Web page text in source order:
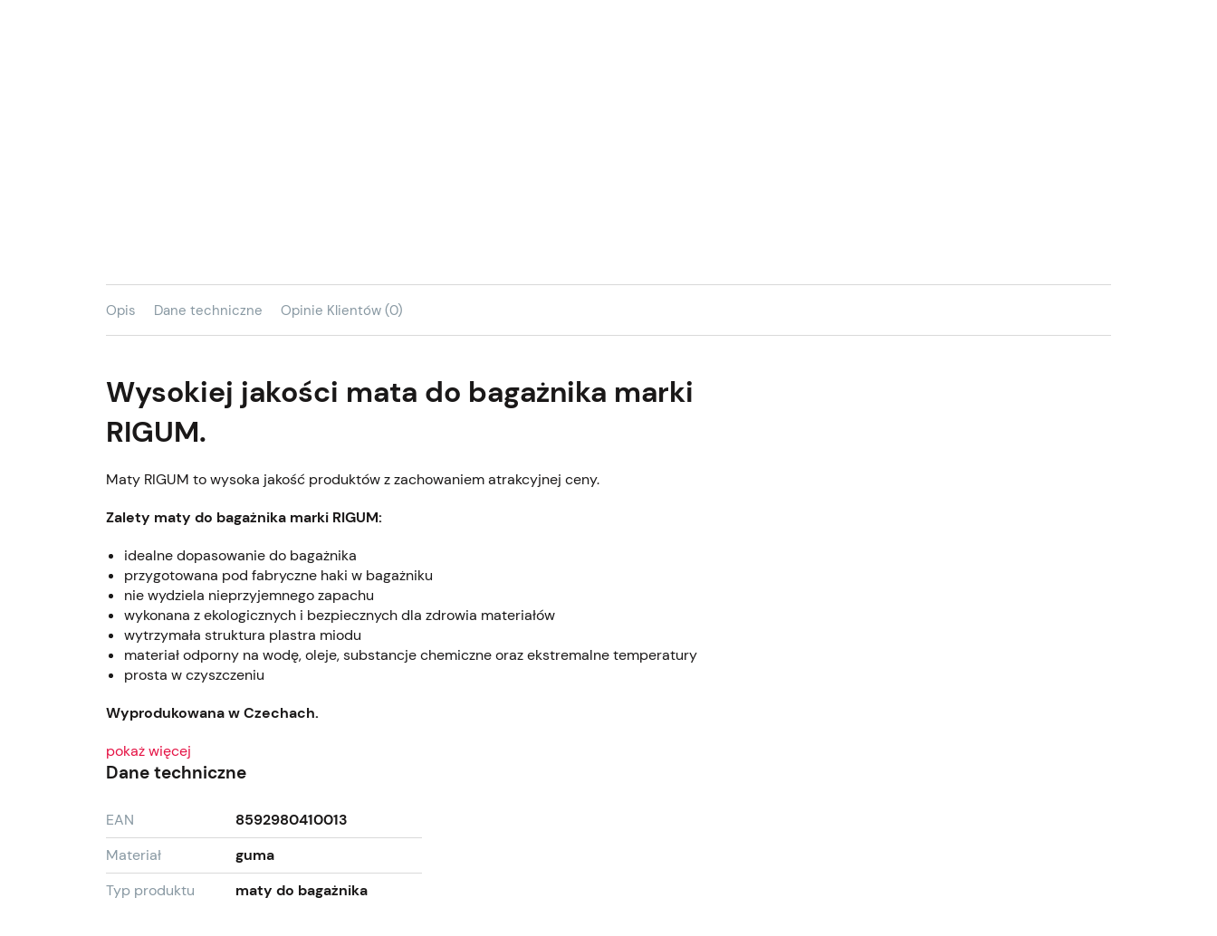
Opis Dane techniczne Opinie Klientów (0)
Wysokiej jakości mata do bagażnika marki
RIGUM.
Maty RIGUM to wysoka jakość produktów z zachowaniem atrakcyjnej ceny.
Zalety maty do bagażnika marki RIGUM:
idealne dopasowanie do bagażnika
przygotowana pod fabryczne haki w bagażniku
nie wydziela nieprzyjemnego zapachu
wykonana z ekologicznych i bezpiecznych dla zdrowia materiałów
wytrzymała struktura plastra miodu
materiał odporny na wodę, oleje, substancje chemiczne oraz ekstremalne temperatury
prosta w czyszczeniu
Wyprodukowana w Czechach.
pokaż więcej
Dane techniczne
EAN
8592980410013
Materiał
guma
Typ produktu
maty do bagażnika